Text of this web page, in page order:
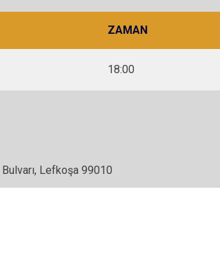
ZAMAN
18:00
Bulvarı, Lefkoşa 99010